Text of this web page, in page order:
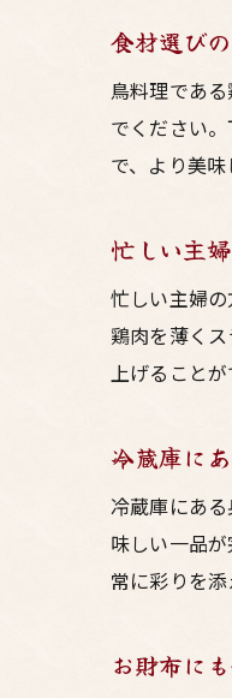
食材選び
鳥料理であ
でください
で、より美味
忙しい主
忙しい主婦
鶏肉を薄く
上げること
冷蔵庫に
冷蔵庫にあ
味しい一品
常に彩りを
お財布に